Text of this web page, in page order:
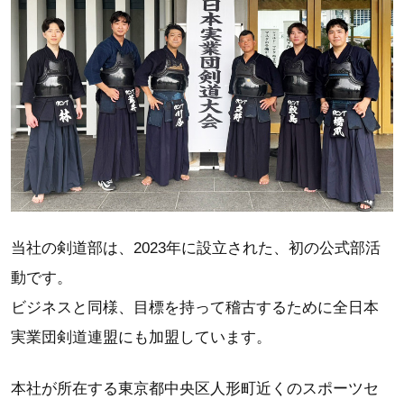
当社の剣道部は、2023年に設立された、初の公式部活
動です。
ビジネスと同様、目標を持って稽古するために全日本
実業団剣道連盟にも加盟しています。
本社が所在する東京都中央区人形町近くのスポーツセ